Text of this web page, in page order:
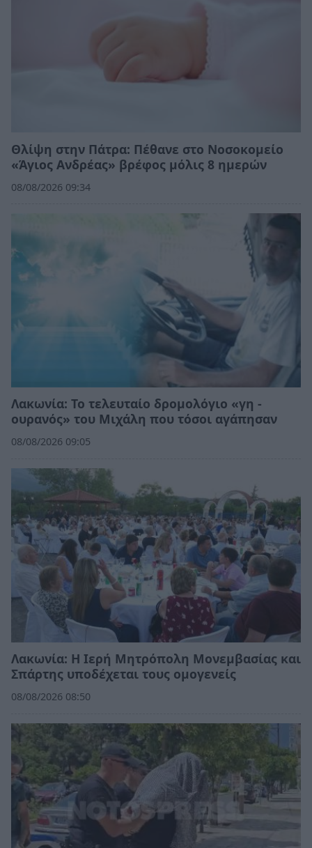
Θλίψη στην Πάτρα: Πέθανε στο Νοσοκομείο
«Άγιος Ανδρέας» βρέφος μόλις 8 ημερών
08/08/2026 09:34
Λακωνία: Το τελευταίο δρομολόγιο «γη -
ουρανός» του Μιχάλη που τόσοι αγάπησαν
08/08/2026 09:05
Λακωνία: Η Ιερή Μητρόπολη Μονεμβασίας και
Σπάρτης υποδέχεται τους ομογενείς
08/08/2026 08:50